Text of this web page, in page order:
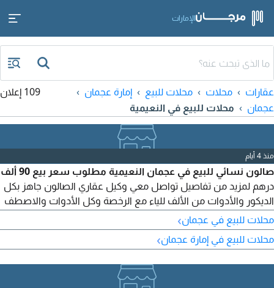
الإمارات
عقارات محلات محلات للبيع
إمارة عجمان
عجمان
محلات للبيع في النعيمية
109 إعلان
منذ 4 أيام
صالون نسائي للبيع في عجمان النعيمية مطلوب سعر بيع 90 ألف
درهم لمزيد من تفاصيل تواصل معي وكيل عقاري الصالون جاهز بكل
الديكور والأدوات من الألف للياء مع الرخصة وكل الأدوات والاصطف
والخدمات
محلات للبيع في عجمان›
محلات للبيع في إمارة عجمان›